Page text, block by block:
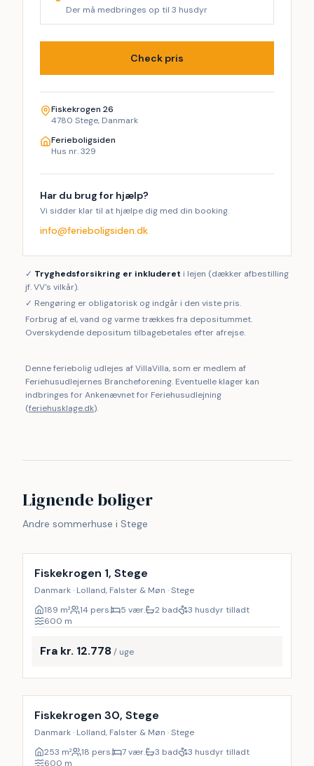
Der må medbringes op til 3 husdyr
Check pris
Fiskekrogen 26
4780 Stege, Danmark
Ferieboligsiden
Hus nr. 329
Har du brug for hjælp?
Vi sidder klar til at hjælpe dig med din booking.
info@ferieboligsiden.dk
✓ Tryghedsforsikring er inkluderet i lejen (dækker afbestilling
jf. VV's vilkår).
✓ Rengøring er obligatorisk og indgår i den viste pris.
Forbrug af el, vand og varme trækkes fra depositummet.
Overskydende depositum tilbagebetales efter afrejse.
Denne feriebolig udlejes af VillaVilla, som er medlem af
Feriehusudlejernes Brancheforening. Eventuelle klager kan
indbringes for Ankenævnet for Feriehusudlejning
(feriehusklage.dk).
Lignende boliger
Andre sommerhuse i Stege
Fiskekrogen 1, Stege
Danmark · Lolland, Falster & Møn · Stege
189 m² 14 pers. 5 vær. 2 bad
3 husdyr tilladt
600 m
Fra kr. 12.778/ uge
Inkl. rengøring
Fiskekrogen 30, Stege
Danmark · Lolland, Falster & Møn · Stege
253 m² 18 pers. 7 vær. 3 bad
3 husdyr tilladt
600 m